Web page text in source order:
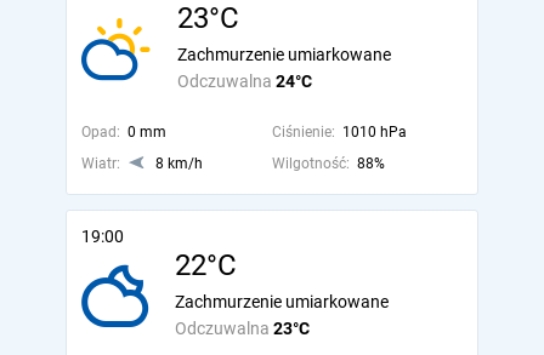
23°C
Odczuwalna 24°C
Zachmurzenie umiarkowane
Opad: 0 mm Ciśnienie: 1010 hPa
Wiatr:
8 km/h Wilgotność: 88%
19:00
22°C
Odczuwalna 23°C
Zachmurzenie umiarkowane